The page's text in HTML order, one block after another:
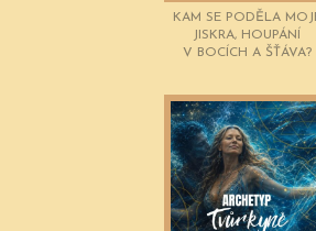
KAM SE PODĚLA
JISKRA, HOUPÁNÍ
V BOCÍCH A ŠŤÁVA?